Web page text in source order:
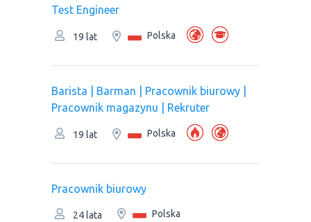
Test Engineer
19 lat Polska
Barista | Barman | Pracownik biurowy |
Рracownik magazynu | Rekruter
19 lat Polska
Pracownik biurowy
24 lata Polska